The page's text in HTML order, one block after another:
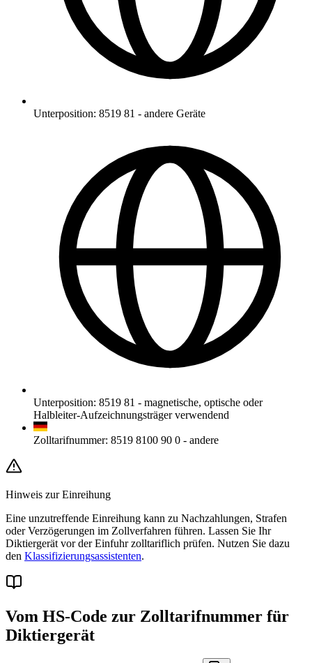
Unterposition: 8519 81 - andere Geräte
Unterposition: 8519 81 - magnetische, optische oder
Halbleiter-Aufzeichnungsträger verwendend
Zolltarifnummer: 8519 8100 90 0 - andere
Hinweis zur Einreihung
Eine unzutreffende Einreihung kann zu Nachzahlungen, Strafen
oder Verzögerungen im Zollverfahren führen. Lassen Sie Ihr
Diktiergerät vor der Einfuhr zolltariflich prüfen. Nutzen Sie dazu
den Klassifizierungsassistenten.
Vom HS-Code zur Zolltarifnummer für
Diktiergerät